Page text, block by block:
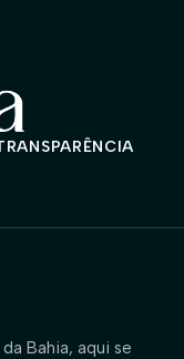
Bahia, aqui se